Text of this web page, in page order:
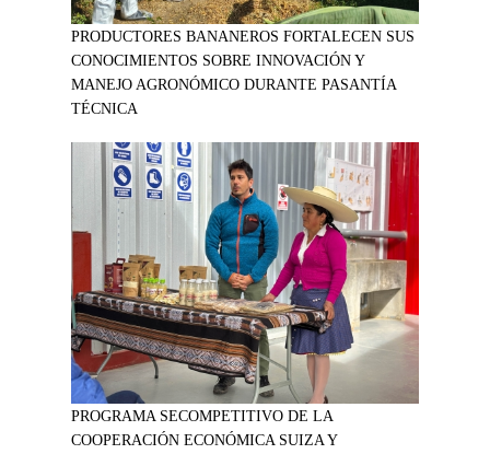
PRODUCTORES BANANEROS FORTALECEN SUS
CONOCIMIENTOS SOBRE INNOVACIÓN Y
MANEJO AGRONÓMICO DURANTE PASANTÍA
TÉCNICA
PROGRAMA SECOMPETITIVO DE LA
COOPERACIÓN ECONÓMICA SUIZA Y